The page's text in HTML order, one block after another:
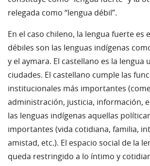
relegada como “lengua débil”.
En el caso chileno, la lengua fuerte es
débiles son las lenguas indígenas
y el aymara. El castellano es la lengua
ciudades. El castellano cumple las
institucionales más importantes
administración, justicia, información,
las lenguas indígenas aquellas
importantes (vida cotidiana, familia,
amistad, etc.). El espacio social de la
queda restringido a lo íntimo y